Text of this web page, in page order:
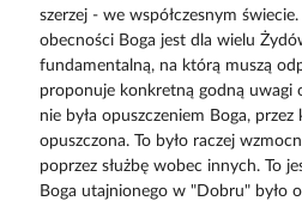
szerzej - we współczesnym
obecności Boga jest dla wielu
fundamentalną, na którą muszą
proponuje konkretną godną uwagi
nie była opuszczeniem Boga, przez
opuszczona. To było raczej
poprzez służbę wobec innych. To
Boga utajnionego w "Dobru" było